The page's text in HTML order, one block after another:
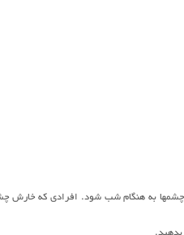
چشمها به هنگام شب شود. افرادی که خارش